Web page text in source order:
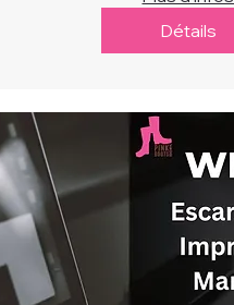
Détails